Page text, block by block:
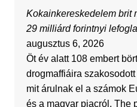
Kokainkereskedelem brit
29 milliárd forintnyi
augusztus 6, 2026
Öt év alatt 108 embert
drogmaffiáira
mit árulnak el a számok
és a magyar piacról. The